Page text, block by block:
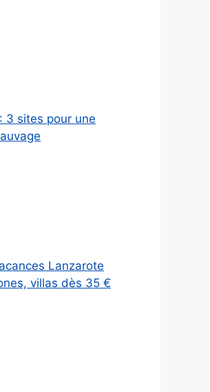
3 sites pour une
Lanzarote
villas dès 35 €